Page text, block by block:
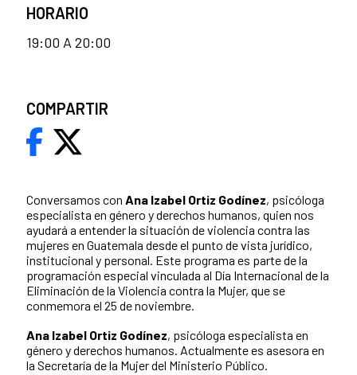
Conversamos con Ana Izabel Ortiz Godínez, psicóloga
especialista en género y derechos humanos, quien nos
ayudará a entender la situación de violencia contra las
mujeres en Guatemala desde el punto de vista jurídico,
institucional y personal. Este programa es parte de la
programación especial vinculada al Día Internacional de la
Eliminación de la Violencia contra la Mujer, que se
conmemora el 25 de noviembre.
Ana Izabel Ortiz Godínez, psicóloga especialista en
género y derechos humanos. Actualmente es asesora en
la Secretaría de la Mujer del Ministerio Público.
HORARIO
19:00 A 20:00
COMPARTIR